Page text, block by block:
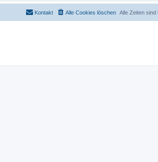
Alle Zeiten sind
Alle Cookies löschen
Kontakt